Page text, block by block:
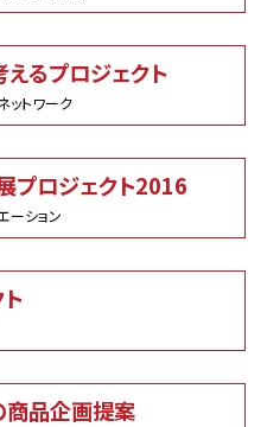
るプロジェクト
トワーク
プロジェクト2016
ーション
商品企画提案